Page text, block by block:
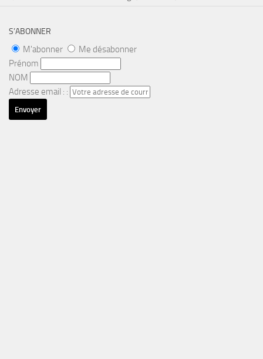
S’ABONNER
M'abonner
Me désabonner
Prénom
NOM
Adresse email : :